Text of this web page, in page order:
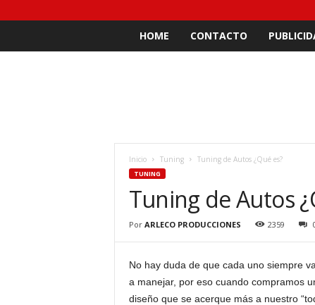
HOME CONTACTO
Inicio Tuning Tuning de Autos ¿Qué es?
TUNING
Tuning de Autos
Por ARLECO PRODUCCIONES 2359
No hay duda de que cada uno siempre
a manejar, por eso cuando compramos
diseño que se acerque más a nuestro